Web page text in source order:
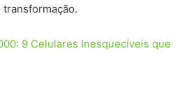
9 Celulares Inesquecíveis que